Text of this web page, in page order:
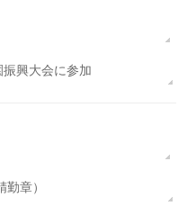
興大会に参加
章）